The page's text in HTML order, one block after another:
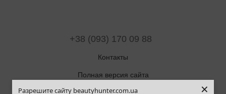
Разрешите сайту beautyhunter.com.ua ×
+38 (093) 170 09 88
Контакты
Полная версия сайта